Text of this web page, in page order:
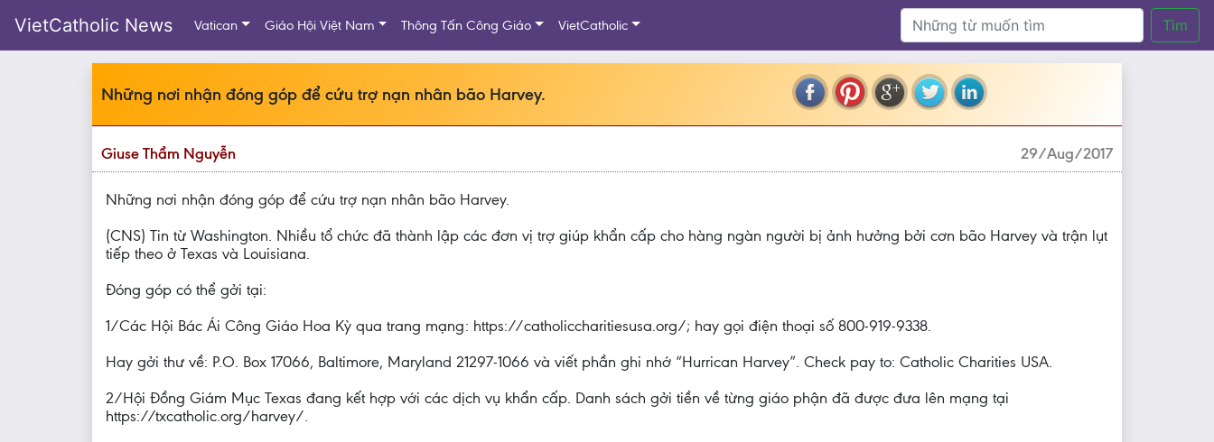
VietCatholic News Vatican Giáo Hội Việt Nam Thông Tấn Công Giáo VietCatholic Tìm
Những nơi nhận đóng góp để cứu trợ nạn nhân bão Harvey.
Giuse Thẩm Nguyễn 29/Aug/2017
Những nơi nhận đóng góp để cứu trợ nạn nhân bão Harvey.
(CNS) Tin từ Washington. Nhiều tổ chức đã thành lập các đơn vị trợ giúp khẩn cấp cho hàng ngàn người bị ảnh hưởng bởi cơn bão Harvey và trận lụt
tiếp theo ở Texas và Louisiana.
Đóng góp có thể gởi tại:
1/Các Hội Bác Ái Công Giáo Hoa Kỳ qua trang mạng: https://catholiccharitiesusa.org/; hay gọi điện thoại số 800-919-9338.
Hay gởi thư về: P.O. Box 17066, Baltimore, Maryland 21297-1066 và viết phần ghi nhớ “Hurrican Harvey”. Check pay to: Catholic Charities USA.
2/Hội Đồng Giám Mục Texas đang kết hợp với các dịch vụ khẩn cấp. Danh sách gởi tiền về từng giáo phận đã được đưa lên mạng tại
https://txcatholic.org/harvey/.